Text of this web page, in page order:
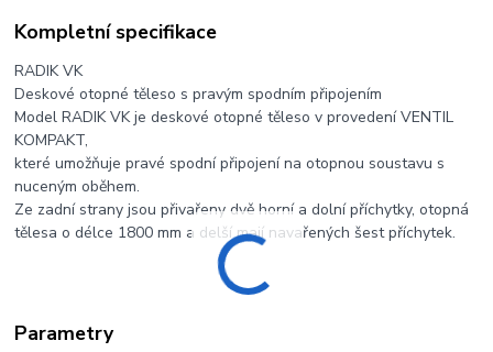
Kompletní specifikace
RADIK VK
Deskové otopné těleso s pravým spodním připojením
Model RADIK VK je deskové otopné těleso v provedení VENTIL
KOMPAKT,
které umožňuje pravé spodní připojení na otopnou soustavu s
nuceným oběhem.
Ze zadní strany jsou přivařeny dvě horní a dolní příchytky, otopná
tělesa o délce 1800 mm a delší mají navařených šest příchytek.
Parametry